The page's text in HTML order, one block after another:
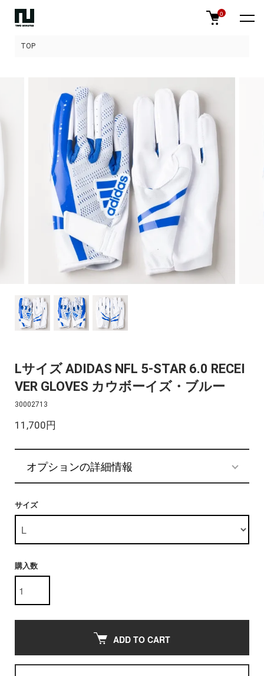
0
TOP
Lサイズ ADIDAS NFL 5-STAR 6.0 RECEI
VER GLOVES カウボーイズ・ブルー
30002713
11,700円
オプションの詳細情報
サイズ
購入数
ADD TO CART